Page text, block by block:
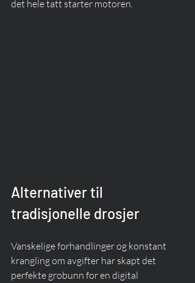
det hele tatt starter motoren.
Alternativer til
tradisjonelle drosjer
Vanskelige forhandlinger og konstant
krangling om avgifter har skapt det
perfekte grobunn for en digital